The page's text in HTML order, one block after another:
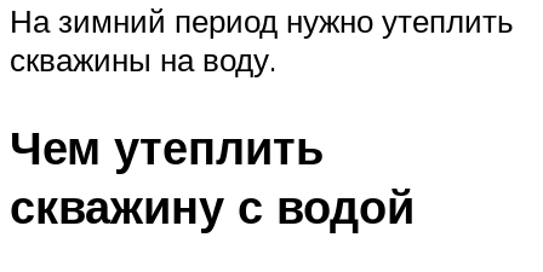
На зимний период нужно утеплить
скважины на воду.
Чем утеплить
скважину с водой